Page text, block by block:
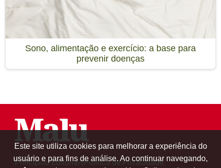
Sono, alimentação e exercício: a base para
prevenir doenças
Princípios EditoriaisPolítica de Privacidade
Este site utiliza cookies para melhorar a experiência do
usuário e para fins de análise. Ao continuar navegando,